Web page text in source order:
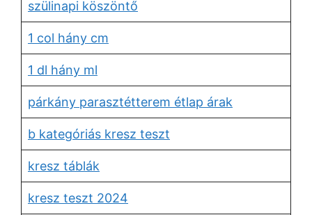
szülinapi köszöntő
1 col hány cm
1 dl hány ml
párkány parasztétterem étlap árak
b kategóriás kresz teszt
kresz táblák
kresz teszt 2024